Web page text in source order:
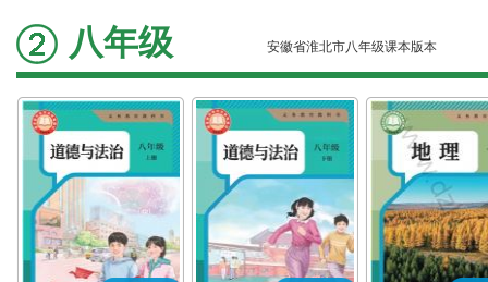
八年级 安徽省淮北市八年级课本版本